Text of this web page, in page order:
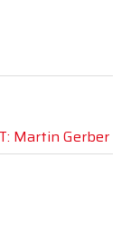
Martin Gerber